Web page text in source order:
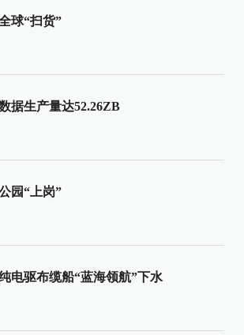
球“扫货”
据生产量达52.26ZB
园“上岗”
电驱布缆船“蓝海领航”下水